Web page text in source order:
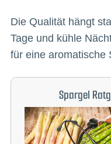
Die Qualität hängt
Tage und kühle
für eine aromatische
Spargel